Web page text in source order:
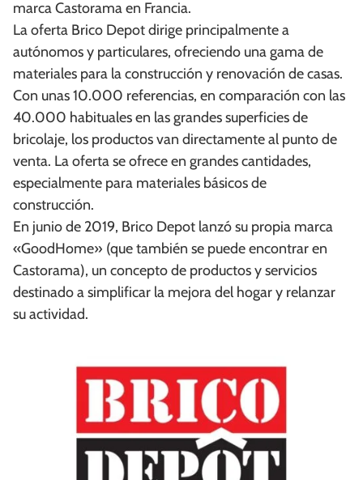
marca Castorama en Francia.
La oferta Brico Depot dirige principalmente a
autónomos y particulares, ofreciendo una gama de
materiales para la construcción y renovación de casas.
Con unas 10.000 referencias, en comparación con las
40.000 habituales en las grandes superficies de
bricolaje, los productos van directamente al punto de
venta. La oferta se ofrece en grandes cantidades,
especialmente para materiales básicos de
construcción.
En junio de 2019, Brico Depot lanzó su propia marca
«GoodHome» (que también se puede encontrar en
Castorama), un concepto de productos y servicios
destinado a simplificar la mejora del hogar y relanzar
su actividad.